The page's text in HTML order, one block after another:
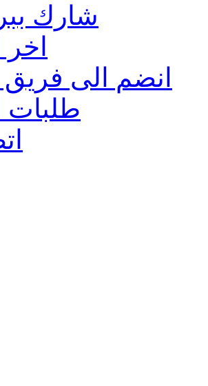
شارك
اخر
انضم الى
طلبات